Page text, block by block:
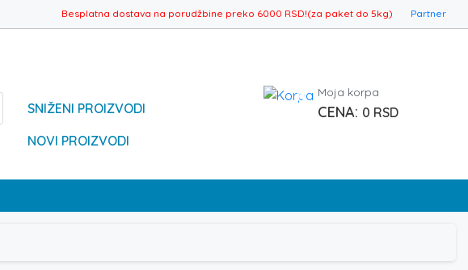
Besplatna dostava na porudžbine preko 6000 RSD!(za paket do 5kg) Partner
SNIŽENI PROIZVODI
NOVI PROIZVODI
0 Moja korpa
0 RSD